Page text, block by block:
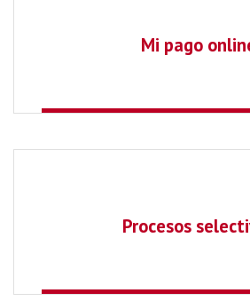
Mi pago
Procesos